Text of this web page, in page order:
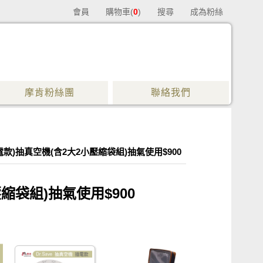
會員 購物車(0) 搜尋 成為粉絲
摩肯粉絲團 聯絡我們
)抽真空機(含2大2小壓縮袋組)抽氣使用$900
袋組)抽氣使用$900